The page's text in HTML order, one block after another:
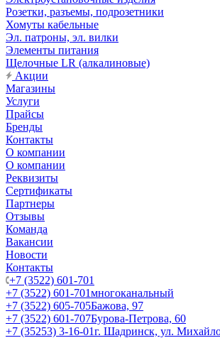
Розетки, разъемы, подрозетники
Хомуты кабельные
Эл. патроны, эл. вилки
Элементы питания
Щелочные LR (алкалиновые)
Акции
Магазины
Услуги
Прайсы
Бренды
Контакты
О компании
О компании
Реквизиты
Сертификаты
Партнеры
Отзывы
Команда
Вакансии
Новости
Контакты
+7 (3522) 601-701
+7 (3522) 601-701многоканальный
+7 (3522) 605-705Бажова, 97
+7 (3522) 601-707Бурова-Петрова, 60
+7 (35253) 3-16-01г. Шадринск, ул.